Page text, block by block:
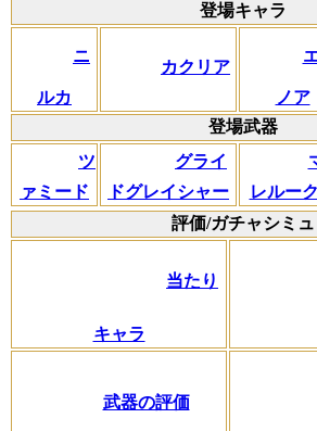
登場キャラ
ニ
ルカ
カクリア
ノア
登場武器
ツ
ァミード
グライ
ドグレイシャー
レルー
評価/ガチャシミュ
当たり
キャラ
武器の評価